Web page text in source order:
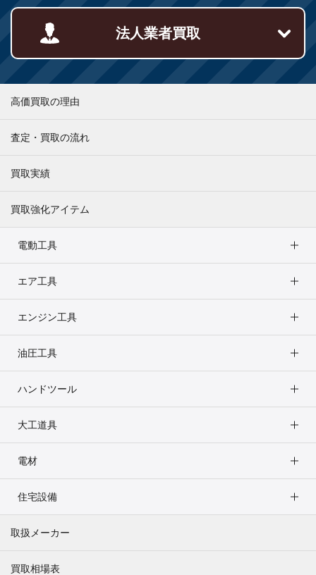
法人業者買取
高価買取の理由
査定・買取の流れ
買取実績
買取強化アイテム
電動工具
エア工具
エンジン工具
油圧工具
ハンドツール
大工道具
電材
住宅設備
取扱メーカー
買取相場表